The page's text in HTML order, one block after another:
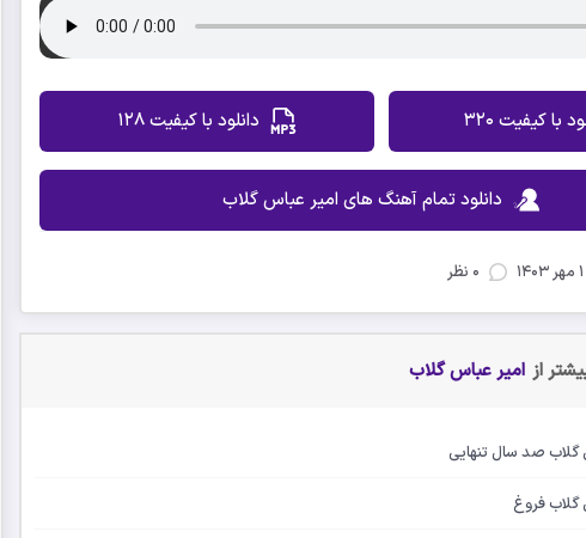
با کیفیت 320 دانلود با کیفیت 128
دانلود تمام آهنگ های امیر عباس گلاب
۱ مهر ۱۴۰۳ ۰ نظر
از امیر عباس گلاب
گلاب صد سال تنهایی
گلاب فروغ